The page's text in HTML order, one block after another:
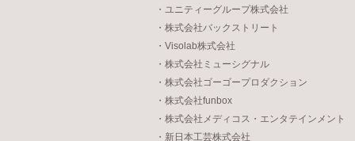
・ユニティーグループ株式会社
・株式会社バックストリート
・Visolab株式会社
・株式会社ミューシグナル
・株式会社ゴーゴープロダクション
・株式会社funbox
・株式会社メディコス・エンタテインメント
・新日本工芸株式会社